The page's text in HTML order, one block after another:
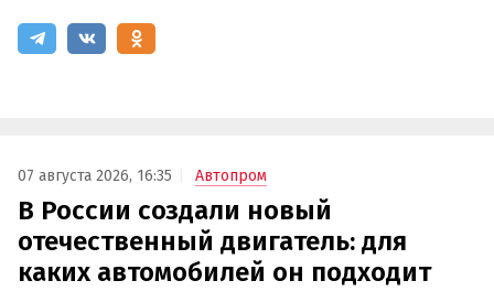
07 августа 2026, 16:35 Автопром
В России создали новый
отечественный двигатель: для
каких автомобилей он подходит